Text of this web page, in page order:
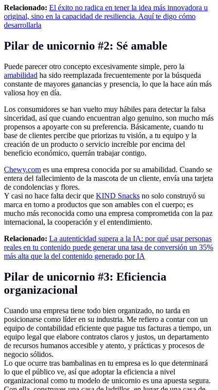
Relacionado: El éxito no radica en tener la idea más innovadora u
original, sino en la capacidad de resiliencia. Aquí te digo cómo
desarrollarla
Pilar de unicornio #2: Sé amable
Puede parecer otro concepto excesivamente simple, pero la
amabilidad ha sido reemplazada frecuentemente por la búsqueda
constante de mayores ganancias y presencia, lo que la hace aún más
valiosa hoy en día.
Los consumidores se han vuelto muy hábiles para detectar la falsa
sinceridad, así que cuando encuentran algo genuino, son mucho más
propensos a apoyarte con su preferencia. Básicamente, cuando tu
base de clientes percibe que priorizas tu visión, a tu equipo y la
creación de un producto o servicio increíble por encima del
beneficio económico, querrán trabajar contigo.
Chewy.com es una empresa conocida por su amabilidad. Cuando se
entera del fallecimiento de la mascota de un cliente, envía una tarjeta
de condolencias y flores.
Y casi no hace falta decir que KIND Snacks no solo construyó su
marca en torno a productos que son amables con el cuerpo; es
mucho más reconocida como una empresa comprometida con la paz
internacional, la cooperación y el entendimiento.
Relacionado: La autenticidad supera a la IA: por qué usar personas
reales en tu contenido puede generar una tasa de conversión un 35%
más alta que la del contenido generado por IA
Pilar de unicornio #3: Eficiencia
organizacional
Cuando una empresa tiene todo bien organizado, no tarda en
posicionarse como líder en su industria. Me refiero a contar con un
equipo de contabilidad eficiente que pague tus facturas a tiempo, un
equipo legal que elabore contratos claros y justos, un departamento
de recursos humanos accesible y atento, y prácticas y procesos de
negocio sólidos.
Lo que ocurre tras bambalinas en tu empresa es lo que determinará
lo que el público ve, así que adoptar la eficiencia a nivel
organizacional como tu modelo de unicornio es una apuesta segura.